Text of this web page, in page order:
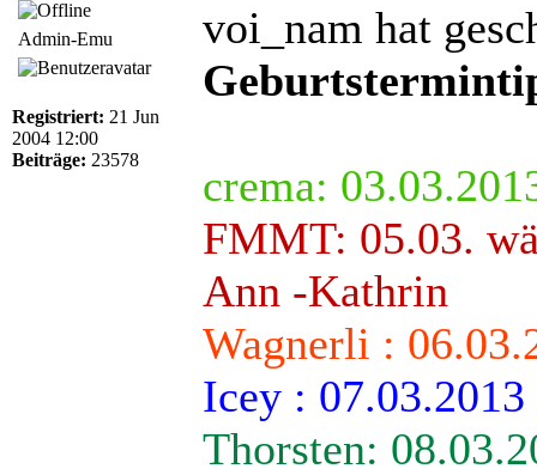
Admin-Emu
Registriert: 21 Jun
2004 12:00
Beiträge: 23578
voi_nam hat
crema:
FMMT: 05.03.
Ann -Kathrin
Wagnerli :
Icey : 07.03.2013
Thorsten: